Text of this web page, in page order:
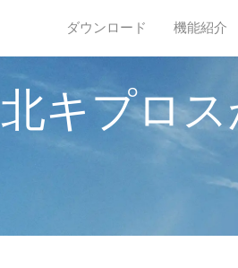
ダウンロード 機能紹介
北キプロ